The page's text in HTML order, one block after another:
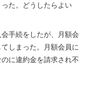
た。どうしたらよい
手続をしたが、月額会
しまった。月額会員に
に違約金を請求され不